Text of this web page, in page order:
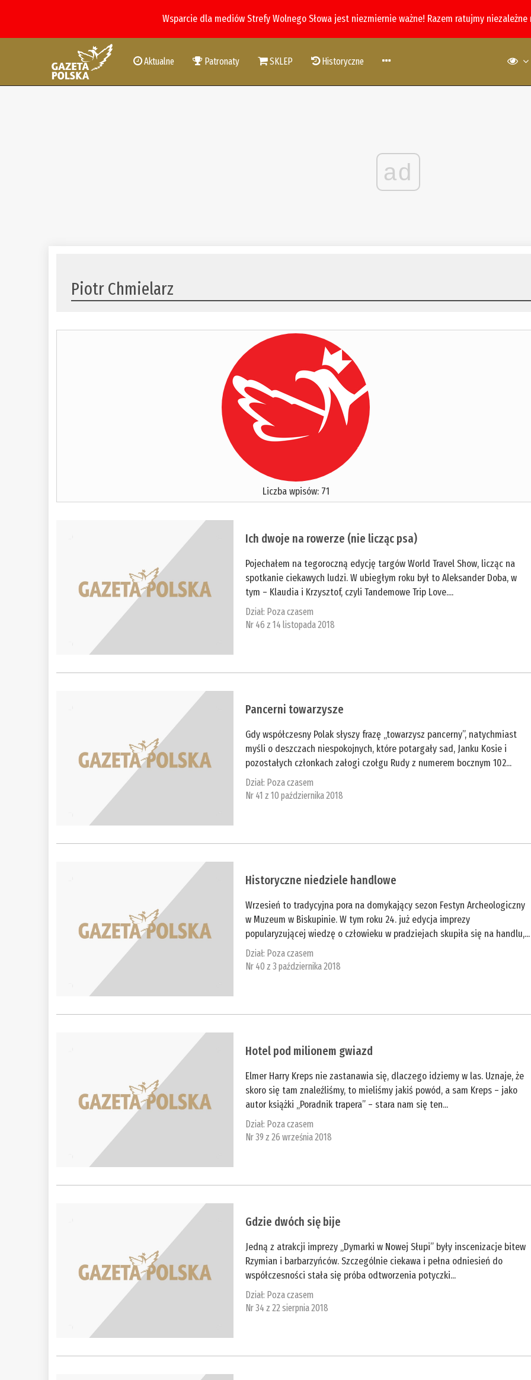
Wsparcie dla mediów Strefy Wolnego Słowa jest niezmiernie ważne! Razem ratujmy
Aktualne Patronaty SKLEP Historyczne
ad
Piotr Chmielarz
Liczba wpisów: 71
Ich dwoje na rowerze (nie licząc psa)
Pojechałem na tegoroczną edycję targów World Travel Show, licząc na
spotkanie ciekawych ludzi. W ubiegłym roku był to Aleksander Doba, w
tym – Klaudia i Krzysztof, czyli Tandemowe Trip Love....
Dział: Poza czasem
Nr 46 z 14 listopada 2018
Pancerni towarzysze
Gdy współczesny Polak słyszy frazę „towarzysz pancerny”, natychmiast
myśli o deszczach niespokojnych, które potargały sad, Janku Kosie i
pozostałych członkach załogi czołgu Rudy z numerem bocznym 102...
Dział: Poza czasem
Nr 41 z 10 października 2018
Historyczne niedziele handlowe
Wrzesień to tradycyjna pora na domykający sezon Festyn Archeologiczny
w Muzeum w Biskupinie. W tym roku 24. już edycja imprezy
popularyzującej wiedzę o człowieku w pradziejach skupiła się na handlu,...
Dział: Poza czasem
Nr 40 z 3 października 2018
Hotel pod milionem gwiazd
Elmer Harry Kreps nie zastanawia się, dlaczego idziemy w las. Uznaje, że
skoro się tam znaleźliśmy, to mieliśmy jakiś powód, a sam Kreps – jako
autor książki „Poradnik trapera” – stara nam się ten...
Dział: Poza czasem
Nr 39 z 26 września 2018
Gdzie dwóch się bije
Jedną z atrakcji imprezy „Dymarki w Nowej Słupi” były inscenizacje bitew
Rzymian i barbarzyńców. Szczególnie ciekawa i pełna odniesień do
współczesności stała się próba odtworzenia potyczki...
Dział: Poza czasem
Nr 34 z 22 sierpnia 2018